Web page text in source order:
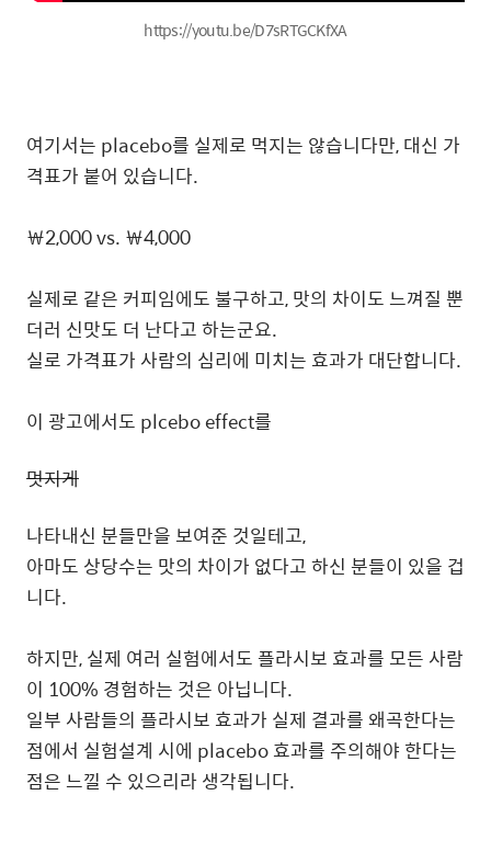
https://youtu.be/D7sRTGCKfXA
여기서는 placebo를 실제로 먹지는 않습니다만, 대신 가
격표가 붙어 있습니다.
￦2,000 vs. ￦4,000
실제로 같은 커피임에도 불구하고, 맛의 차이도 느껴질 뿐
더러 신맛도 더 난다고 하는군요.
실로 가격표가 사람의 심리에 미치는 효과가 대단합니다.
이 광고에서도 plcebo effect를
멋지게
나타내신 분들만을 보여준 것일테고,
아마도 상당수는 맛의 차이가 없다고 하신 분들이 있을 겁
니다.
하지만, 실제 여러 실험에서도 플라시보 효과를 모든 사람
이 100% 경험하는 것은 아닙니다.
일부 사람들의 플라시보 효과가 실제 결과를 왜곡한다는
점에서 실험설계 시에 placebo 효과를 주의해야 한다는
점은 느낄 수 있으리라 생각됩니다.